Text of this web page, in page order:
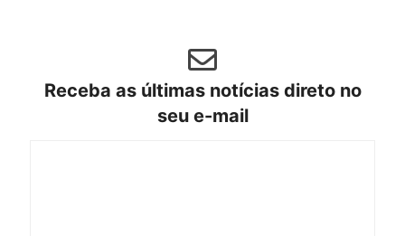
Receba as últimas notícias direto no
seu e-mail